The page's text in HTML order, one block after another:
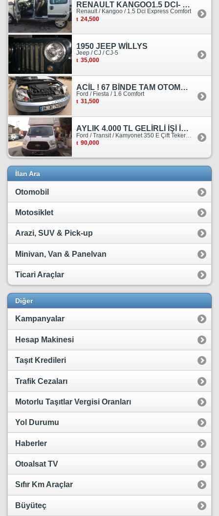
RENAULT KANGOO1.5 DCI- 138 KM
Renault / Kangoo / 1.5 Dci Express Comfort
24,500
1950 JEEP WİLLYS
Jeep / CJ / CJ-5
35,000
ACİL ! 67 BİNDE TAM OTOMATİK FORD FİESTA
Ford / Fiesta / 1.6 Comfort
31,500
AYLIK 4.000 TL GELİRLİ İŞİ İLE BİRLİKTE SATILIKTIR.
90,000
İlan Ara
Otomobil
Motosiklet
Arazi, SUV & Pick-up
Minivan, Van & Panelvan
Ticari Araçlar
Diğer
Kampanyalar
Hesap Makinesi
Taşıt Kredileri
Trafik Cezaları
Motorlu Taşıtlar Vergisi Oranları
Yol Durumu
Haberler
Otoalsat TV
Sıfır Km Araçlar
Büyüteç